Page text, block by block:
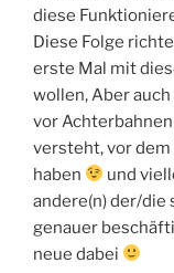
diese
Diese Folge
erste Mal mit
wollen, Aber
vor
versteht, vor dem
haben
und
andere(n) der/die
genauer
neue dabei